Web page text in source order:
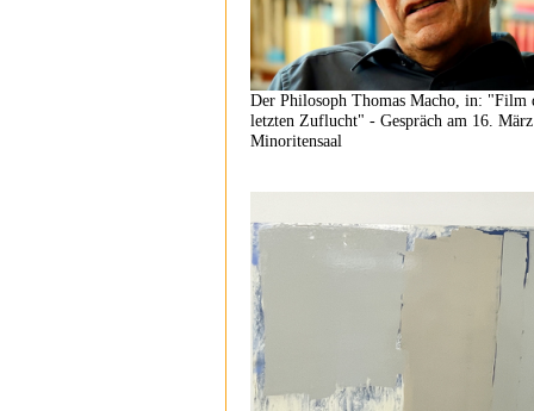
Der Philosoph Thomas Macho, in: "Film
letzten Zuflucht" - Gespräch am 16.
Minoritensaal